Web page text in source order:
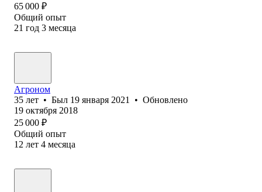
65 000 ₽
Общий опыт
21 год 3 месяца
Агроном
35 лет • Был 19 января 2021 • Обновлено
19 октября 2018
25 000 ₽
Общий опыт
12 лет 4 месяца